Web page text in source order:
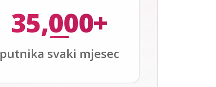
35,000+
putnika svaki mjesec